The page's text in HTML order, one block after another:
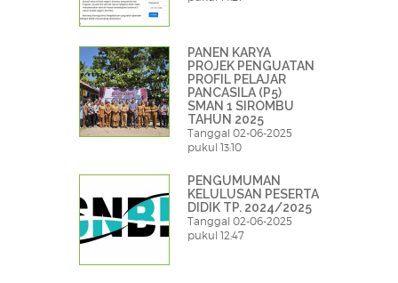
PANEN KARYA
PROJEK PENGUATAN
PROFIL PELAJAR
PANCASILA (P5)
SMAN 1 SIROMBU
TAHUN 2025
Tanggal 02-06-2025
pukul 13:10
PENGUMUMAN
KELULUSAN PESERTA
DIDIK TP. 2024/2025
Tanggal 02-06-2025
pukul 12:47